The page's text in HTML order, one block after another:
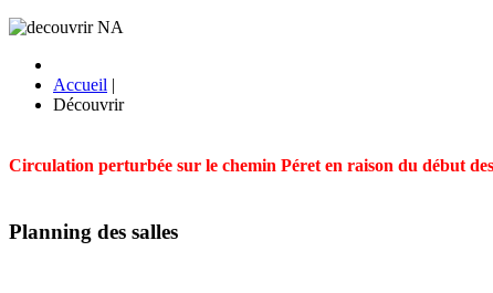
Accueil |
Découvrir
Circulation perturbée sur le chemin Péret en raison du début
Planning des salles